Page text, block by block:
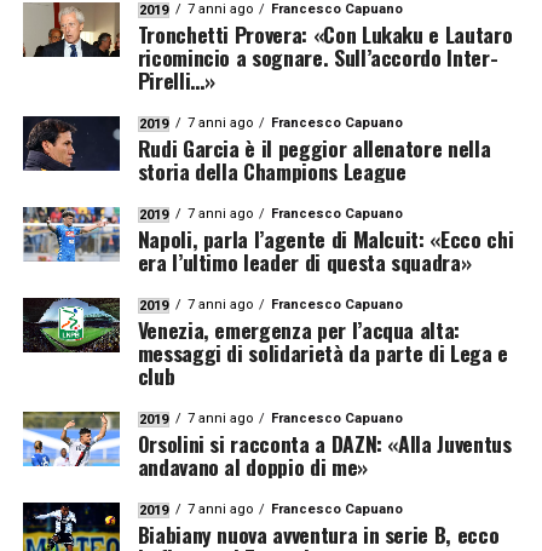
2019 7 anni ago Francesco Capuano
Tronchetti Provera: «Con Lukaku e Lautaro
ricomincio a sognare. Sull’accordo Inter-
Pirelli…»
2019 7 anni ago Francesco Capuano
Rudi Garcia è il peggior allenatore nella
storia della Champions League
2019 7 anni ago Francesco Capuano
Napoli, parla l’agente di Malcuit: «Ecco chi
era l’ultimo leader di questa squadra»
2019 7 anni ago Francesco Capuano
Venezia, emergenza per l’acqua alta:
messaggi di solidarietà da parte di Lega e
club
2019 7 anni ago Francesco Capuano
Orsolini si racconta a DAZN: «Alla Juventus
andavano al doppio di me»
2019 7 anni ago Francesco Capuano
Biabiany nuova avventura in serie B, ecco